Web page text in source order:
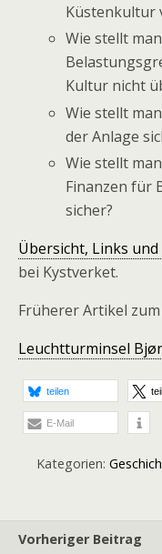
Küstenkultur
Wie stellt
Kultur nicht
Wie stellt
der Anlage
Wie stellt
Finanzen für
sicher?
Übersicht, Links
bei Kystverket.
Früherer Artikel
Leuchtturminsel
teilen
E-Mail
Kategorien:
Vorheriger Beitrag